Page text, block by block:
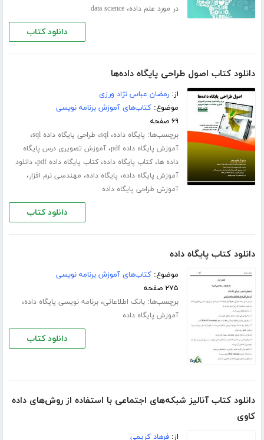
در مورد علم داده،data science
دانلود کتاب
دانلود کتاب اصول طراحی پایگاه داده‌ها
از:رمضان عباس نژاد ورزی
موضوع:کتاب‌های آموزش برنامه نویسی
۶۹ صفحه
برچسب‌ها: پایگاه داده،sql، طراحی پایگاه داده sql ،
آموزش پایگاه داده pdf ،آموزش تصویری درس پایگاه
داده ها،کتاب پایگاه داده،کتاب پایگاه داده pdf ،دانلود
آموزش پایگاه داده، پایگاه داده، مهندسی نرم افزار،
آموزش طراحی پایگاه داده
دانلود کتاب
دانلود کتاب پایگاه داده
موضوع:کتاب‌های آموزش برنامه نویسی
۲۷۵ صفحه
برچسب‌ها:بانک اطلاعاتی،برنامه نویسی پایگاه داده،
آموزش پایگاه داده
دانلود کتاب
دانلود کتاب آنالیز شبکه‌های اجتماعی با استفاده از روش‌های داده
کاوی
از:فرهاد کریمی